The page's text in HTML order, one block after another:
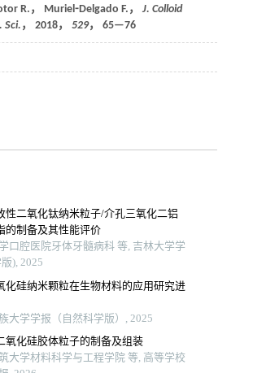
R.， Muriel⁃Delgado F.， J. Colloid
Sci.， 2018， 529， 65—76